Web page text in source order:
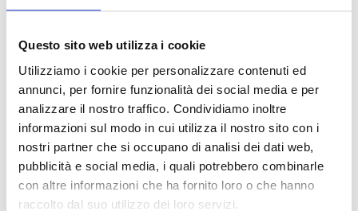
Questo sito web utilizza i cookie
Utilizziamo i cookie per personalizzare contenuti ed
annunci, per fornire funzionalità dei social media e per
analizzare il nostro traffico. Condividiamo inoltre
informazioni sul modo in cui utilizza il nostro sito con i
nostri partner che si occupano di analisi dei dati web,
pubblicità e social media, i quali potrebbero combinarle
con altre informazioni che ha fornito loro o che hanno
raccolto dal suo utilizzo dei loro servizi.
MAPPA DEL CENTRO